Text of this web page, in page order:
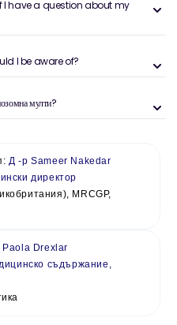
I have a question about my
I be aware of?
мулти?
Д -р Sameer Nakedar
директор
MRCGP,
Paola Drexlar
съдържание,